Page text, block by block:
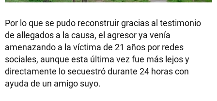
Por lo que se pudo reconstruir gracias al testimonio
de allegados a la causa, el agresor ya venía
amenazando a la víctima de 21 años por redes
sociales, aunque esta última vez fue más lejos y
directamente lo secuestró durante 24 horas con
ayuda de un amigo suyo.